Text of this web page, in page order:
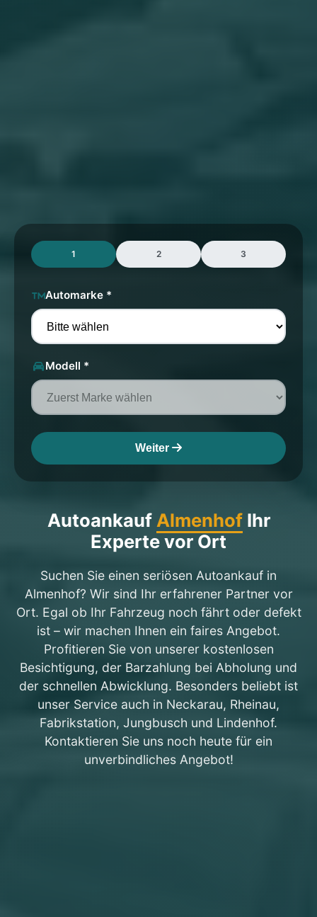
1 2 3
Automarke *
Modell *
Weiter
Autoankauf AlmenhofIhr
Experte vor Ort
Suchen Sie einen seriösen Autoankauf in
Almenhof? Wir sind Ihr erfahrener Partner vor
Ort. Egal ob Ihr Fahrzeug noch fährt oder defekt
ist – wir machen Ihnen ein faires Angebot.
Profitieren Sie von unserer kostenlosen
Besichtigung, der Barzahlung bei Abholung und
der schnellen Abwicklung. Besonders beliebt ist
unser Service auch in Neckarau, Rheinau,
Fabrikstation, Jungbusch und Lindenhof.
Kontaktieren Sie uns noch heute für ein
unverbindliches Angebot!